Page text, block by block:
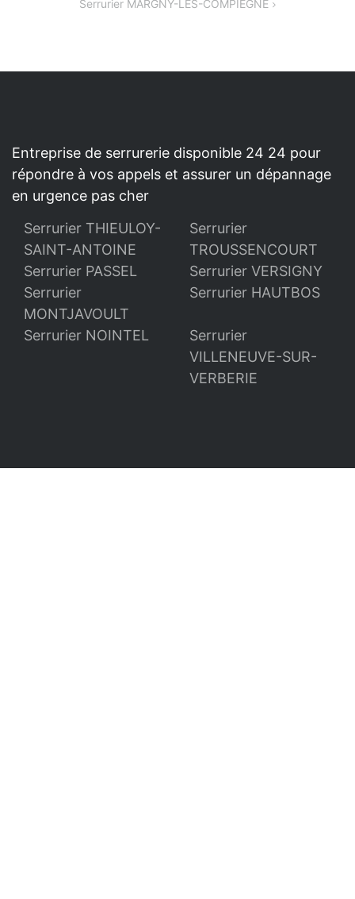
L’ARTICLESerrurier MARGNY-LES-COMPIEGNE
Entreprise de serrurerie disponible 24 24 pour
répondre à vos appels et assurer un dépannage
en urgence pas cher
Serrurier THIEULOY-
SAINT-ANTOINE
Serrurier
TROUSSENCOURT
Serrurier PASSEL
Serrurier VERSIGNY
Serrurier
MONTJAVOULT
Serrurier HAUTBOS
Serrurier NOINTEL
Serrurier
VILLENEUVE-SUR-
VERBERIE